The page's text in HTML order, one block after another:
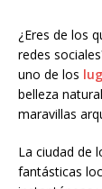
¿Eres de los
redes
uno de los
belleza
maravillas
La ciudad de
fantásticas